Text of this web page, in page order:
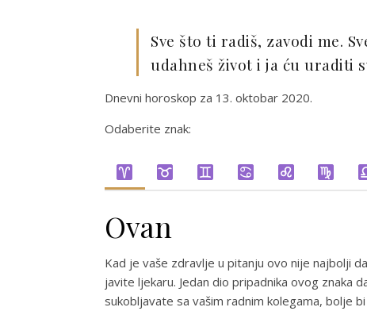
Sve što ti radiš, zavodi me.
udahneš život i ja ću uraditi
Dnevni horoskop za 13. oktobar 2020.
Odaberite znak:
Ovan
Kad je vaše zdravlje u pitanju ovo nije najbolji
javite ljekaru. Jedan dio pripadnika ovog znaka
sukobljavate sa vašim radnim kolegama, bolje